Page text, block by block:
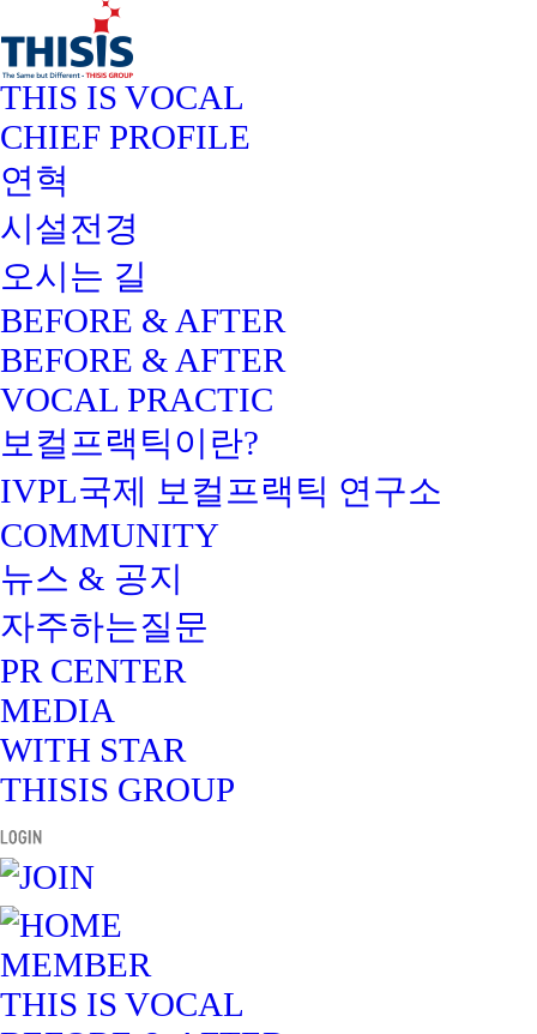
THIS IS VOCAL
CHIEF PROFILE
연혁
시설전경
오시는 길
BEFORE & AFTER
BEFORE & AFTER
VOCAL PRACTIC
보컬프랙틱이란?
IVPL국제 보컬프랙틱 연구소
COMMUNITY
뉴스 & 공지
자주하는질문
PR CENTER
MEDIA
WITH STAR
THISIS GROUP
MEMBER
THIS IS VOCAL